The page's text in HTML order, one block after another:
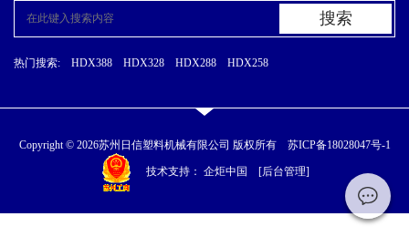
搜索
热门搜索: HDX388 HDX328 HDX288 HDX258
Copyright © 2026苏州日信塑料机械有限公司 版权所有 苏ICP备18028047号-1
技术支持： 企炬中国 [后台管理]